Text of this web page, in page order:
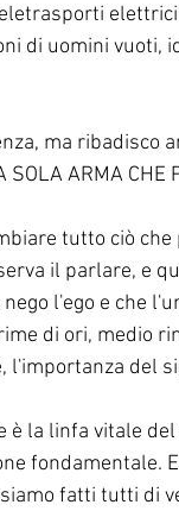
di uomini vuoti,
ma ribadisco
ARMA CHE
tutto ciò
il parlare, e
l'ego e che
di ori, medio
l'importanza del
la linfa vitale
fondamentale.
siamo fatti tutti di